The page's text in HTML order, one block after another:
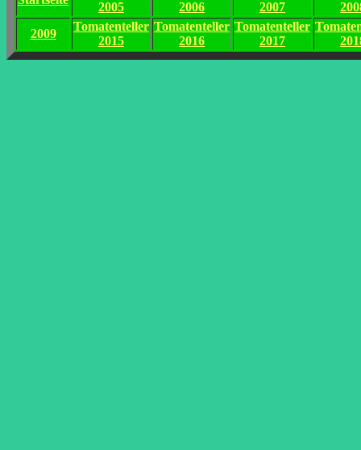
2005 2006 2007
2009
Tomatenteller
2015
Tomatenteller
2016
Tomatenteller
2017